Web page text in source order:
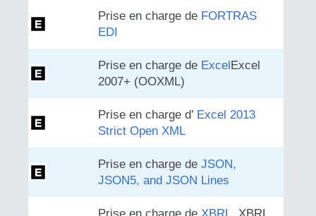
Prise en charge de FORTRAS
EDI
Prise en charge de ExcelExcel
2007+ (OOXML)
Prise en charge d’ Excel 2013
Strict Open XML
Prise en charge de JSON,
JSON5, and JSON Lines
Prise en charge de XBRL , XBRL